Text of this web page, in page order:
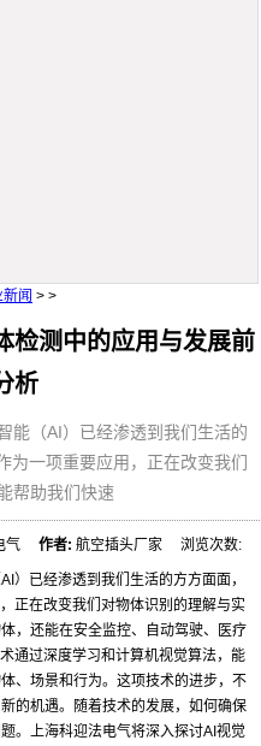
闻 > >
检测中的应用与发展前
析
能（AI）已经渗透到我们生活的
为一项重要应用，正在改变我们
帮助我们快速
气作者: 航空插头厂家 浏览次数:
）已经渗透到我们生活的方方面面，
正在改变我们对物体识别的理解与实
，还能在安全监控、自动驾驶、医疗
通过深度学习和计算机视觉算法，能
、场景和行为。这项技术的进步，不
的机遇。随着技术的发展，如何确保
。上海科迎法电气将深入探讨AI视觉